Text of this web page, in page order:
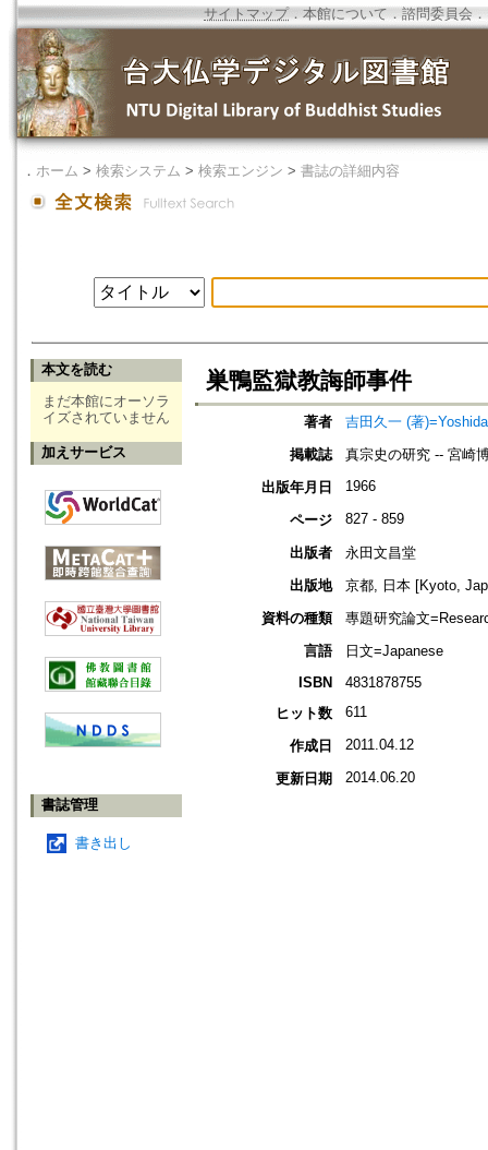
サイトマップ．本館について ． 諮問委員会 ．
． ホーム > 検索システム > 検索エンジン > 書誌の詳細内容
本文を読む
まだ本館にオーソラ
イズされていません
加えサービス
書誌管理
書き出し
巣鴨監獄教誨師事件
著者
吉田久一 (著
掲載誌
真宗史の研究 -- 宮崎
出版年月日
1966
ページ 827 - 859
出版者
永田文昌堂
出版地
京都, 日本 [Kyoto,
資料の種類
專題研究論文
言語
日文=Japanese
ISBN
4831878755
ヒット数
611
作成日 2011.04.12
更新日期 2014.06.20